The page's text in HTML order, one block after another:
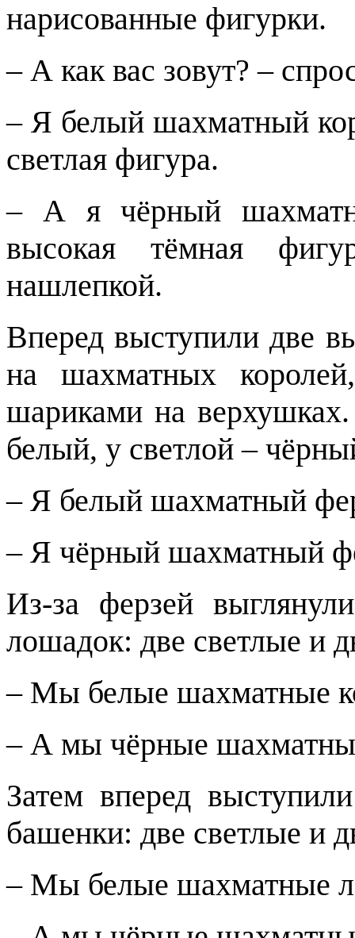
нарисованные фигурки.
– А как вас зовут? –
– Я белый шахматный
светлая фигура.
– А я чёрный
высокая тёмная
нашлепкой.
Вперед выступили две
на шахматных
шариками на
белый, у светлой –
– Я белый шахматный
– Я чёрный шахматный
Из-за ферзей
лошадок: две светлые и
– Мы белые шахматные
– А мы чёрные
Затем вперед
башенки: две светлые и
– Мы белые шахматные